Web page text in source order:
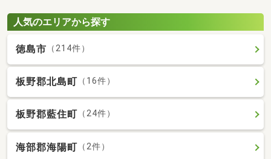
人気のエリアから探す
徳島市 （214件）
板野郡北島町 （16件）
板野郡藍住町 （24件）
海部郡海陽町 （2件）